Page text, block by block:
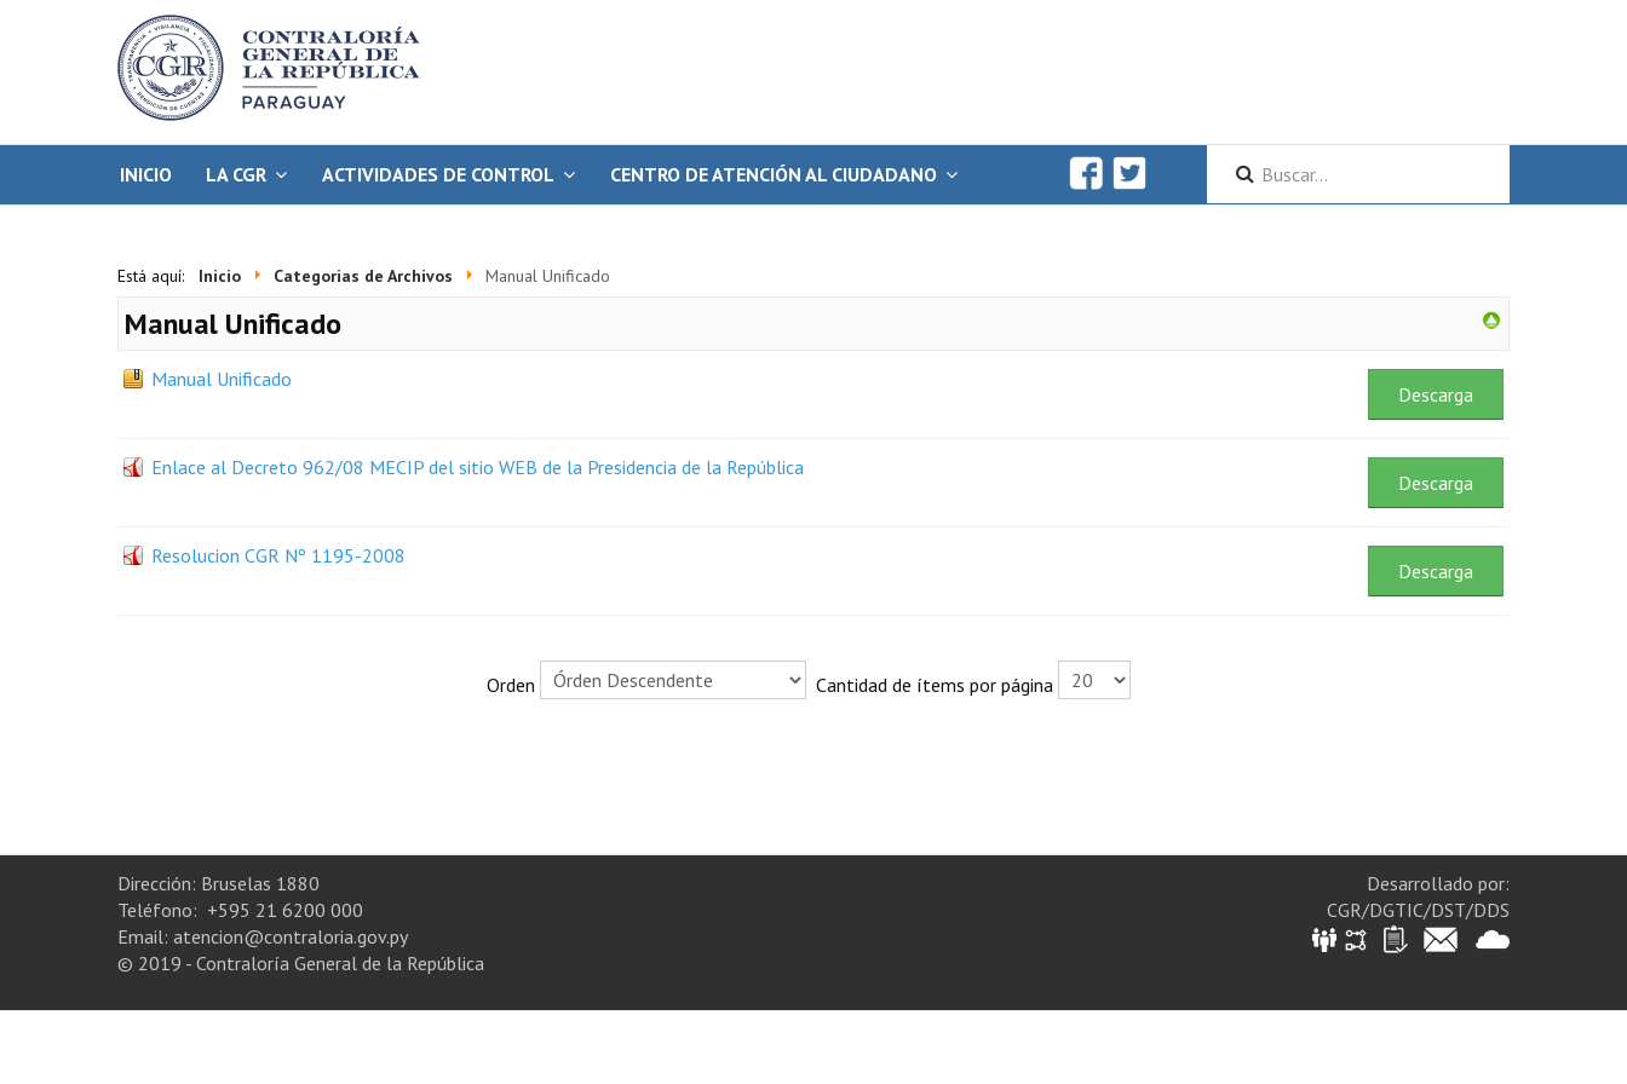
INICIO LA CGR ACTIVIDADES DE CONTROL CENTRO DE ATENCIÓN AL CIUDADANO
Está aquí: Inicio Categorias de Archivos Manual Unificado
Manual Unificado
Manual Unificado
Descarga
Enlace al Decreto 962/08 MECIP del sitio WEB de la Presidencia de la República
Descarga
Resolucion CGR Nº 1195-2008
Descarga
Orden Cantidad de ítems por página
Dirección: Bruselas 1880
Teléfono: +595 21 6200 000
Email: atencion@contraloria.gov.py
© 2019 - Contraloría General de la República
Desarrollado por:
CGR/DGTIC/DST/DDS